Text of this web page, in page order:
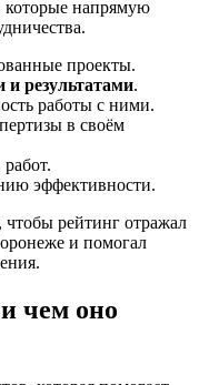
которые напрямую
проекты.
результатами.
работы с ними.
в своём
работ.
эффективности.
чтобы рейтинг отражал
и помогал
чем оно